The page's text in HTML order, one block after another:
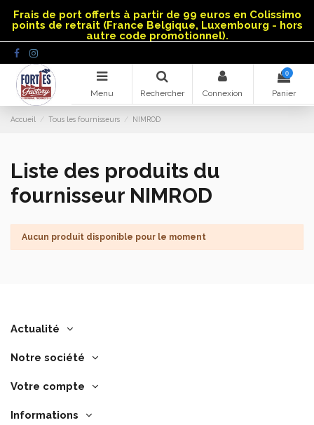
Frais de port offerts à partir de 99 euros en Colissimo
points de retrait (France Belgique, Luxembourg - hors
autre code promotionnel).
Menu Rechercher Connexion
0
Panier
Accueil Tous les fournisseurs NIMROD
Liste des produits du
fournisseur NIMROD
Aucun produit disponible pour le moment
Actualité
Notre société
Votre compte
Informations